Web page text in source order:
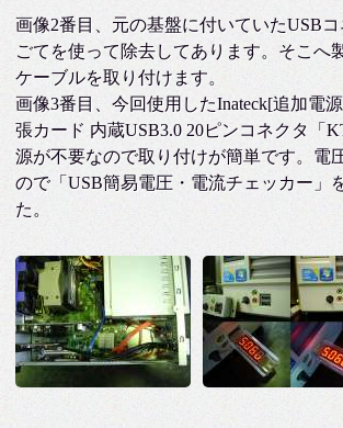
画像2番目、元の基盤に付いていたUSB
ごてを使って除去してあります。そこへ
ケーブルを取り付けます。
画像3番目、今回使用したInateck[追加電
張カード 内蔵USB3.0 20ピンコネクタ「
源が不要なので取り付けが簡単です。電
ので「USB簡易電圧・電流チェッカー」
た。